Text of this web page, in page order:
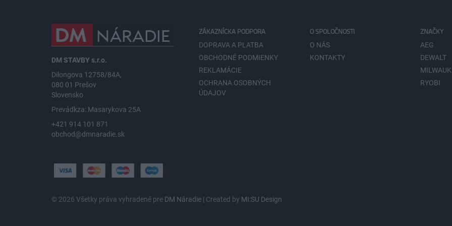
DM STAVBY s.r.o.
Dilongova 12758/84A,
080 01 Prešov
Slovensko
Prevádkza: Masarykova 25A
+421 914 101 871
obchod@dmnaradie.sk
ZÁKAZNÍCKA PODPORA
DOPRAVA A PLATBA
OBCHODNÉ PODMIENKY
REKLAMÁCIE
OCHRANA OSOBNÝCH
ÚDAJOV
O SPOLOČNOSTI
O NÁS
KONTAKTY
ZNAČKY
AEG
DEWALT
RYOBI
© 2026 Všetky práva vyhradené pre DM Náradie | Created by MI:SU Design